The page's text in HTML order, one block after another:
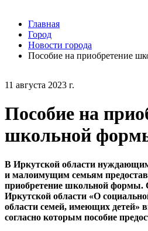
11 августа 2023 г.
Пособие на
школьной
В Иркутской области
и малоимущим семьям
приобретение школьной формы.
Иркутской области «О
области семей, имеющих детей»
согласно которым пособие
Главная
Город
Новости города
Пособие на приобретение